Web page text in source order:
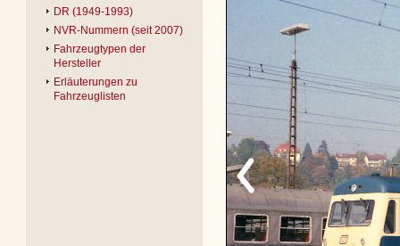
DR (1949-1993)
NVR-Nummern (seit 2007)
Fahrzeugtypen der
Hersteller
Erläuterungen zu
Fahrzeuglisten